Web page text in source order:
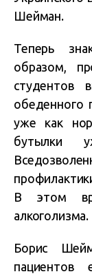
Шейман.
Теперь
образом,
студентов
обеденного
уже как
бутылки
В этом
алкоголизма.
Борис